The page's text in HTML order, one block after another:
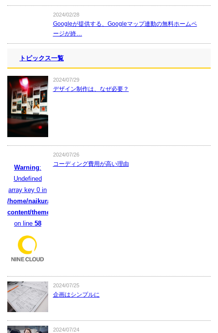
2024/02/28
Googleが提供する、Googleマップ連動の無料ホームペ
ージが終…
トピックス一覧
2024/07/29
デザイン制作は、なぜ必要？
Warning:
Undefined
array key 0 in
/home/naikura/naikura.com/public_html/wpcms/wp-
content/themes/naikura/functions.php
on line 58
2024/07/26
コーディング費用が高い理由
2024/07/25
企画はシンプルに
2024/07/24